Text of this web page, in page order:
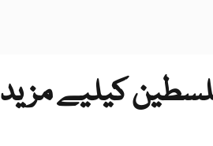
کیلیے مزید